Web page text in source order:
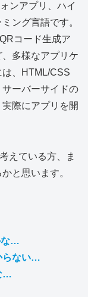
ンアプリ、ハイ
ング言語です。
コード生成ア
多様なアプリケ
、HTML/CSS
ーバーサイドの
際にアプリを開
えている方、ま
と思います。
な…
らない…
…